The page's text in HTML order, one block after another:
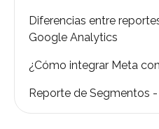
Diferencias entre
Google Analytics
¿Cómo integrar Meta
Reporte de Segmentos